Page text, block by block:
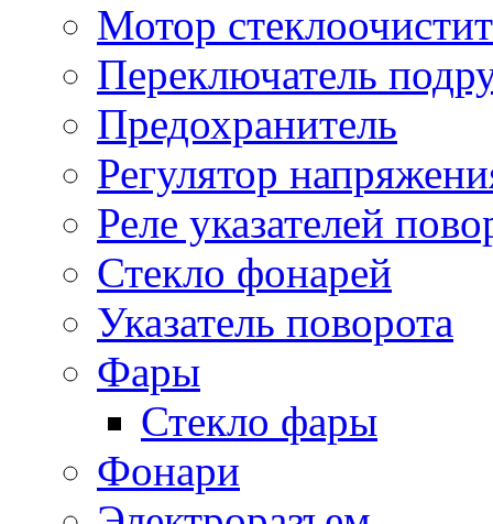
Мотор
Переключатель
Предохранитель
Регулятор
Реле указателей
Стекло фонарей
Указатель поворота
Фары
Стекло фары
Фонари